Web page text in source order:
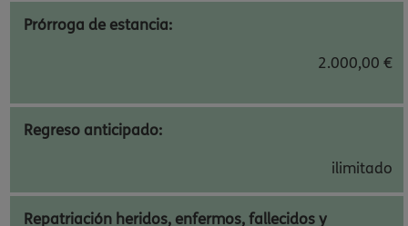
Prórroga de estancia:
2.000,00 €
Regreso anticipado:
ilimitado
Repatriación heridos, enfermos, fallecidos y